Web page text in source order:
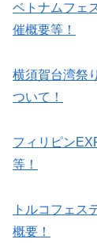
ベトナムフェ
催概要等！
横須賀台湾祭
ついて！
フィリピン
等！
トルコフェス
概要！